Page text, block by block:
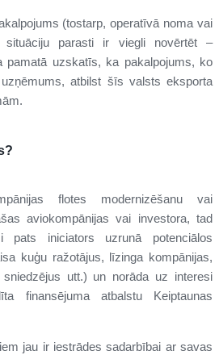
(tostarp, operatīvā noma vai
situāciju parasti ir viegli novērtēt –
pamatā uzskatīs, ka pakalpojums, ko
atbilst šīs valsts eksporta
flotes modernizēšanu vai
aviokompānijas vai investora, tad
iniciators uzrunā potenciālos
kuģu ražotājus, līzinga kompānijas,
sniedzējus utt.) un norāda uz interesi
finansējuma atbalstu Keiptaunas
jau ir iestrādes sadarbībai ar savas